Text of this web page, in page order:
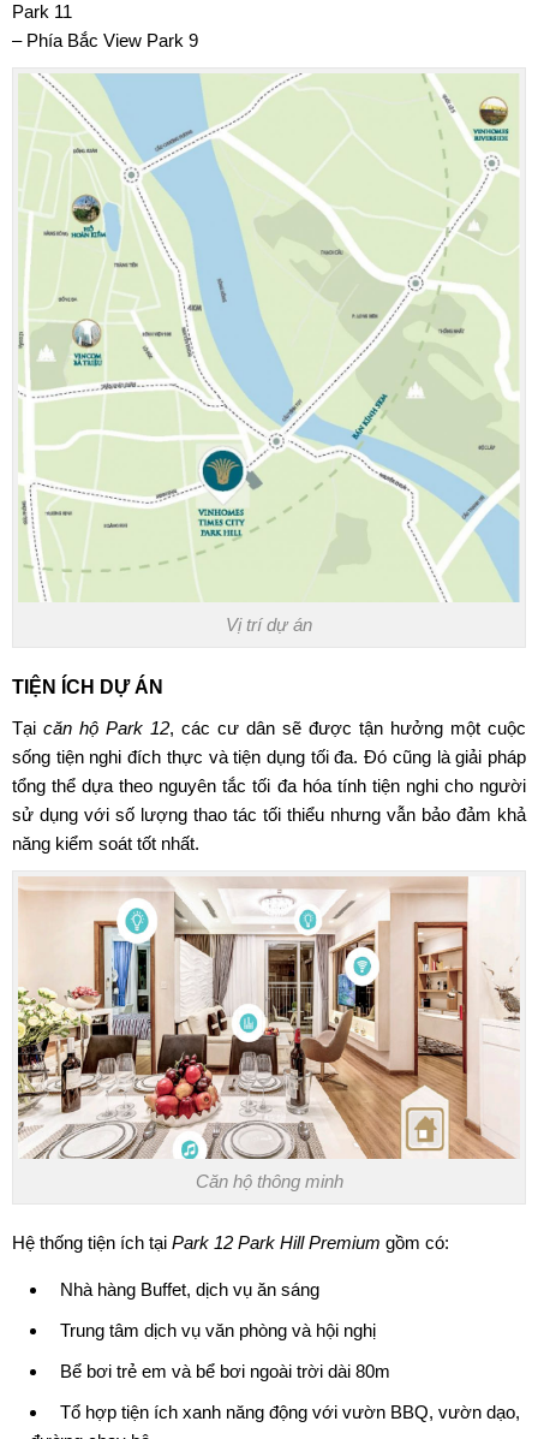
Park 11
– Phía Bắc View Park 9
Vị trí dự án
TIỆN ÍCH DỰ ÁN
Tại căn hộ Park 12, các cư dân sẽ được tận hưởng một cuộc
sống tiện nghi đích thực và tiện dụng tối đa. Đó cũng là giải pháp
tổng thể dựa theo nguyên tắc tối đa hóa tính tiện nghi cho người
sử dụng với số lượng thao tác tối thiểu nhưng vẫn bảo đảm khả
năng kiểm soát tốt nhất.
Căn hộ thông minh
Hệ thống tiện ích tại Park 12 Park Hill Premium gồm có:
Nhà hàng Buffet, dịch vụ ăn sáng
Trung tâm dịch vụ văn phòng và hội nghị
Bể bơi trẻ em và bể bơi ngoài trời dài 80m
Tổ hợp tiện ích xanh năng động với vườn BBQ, vườn dạo,